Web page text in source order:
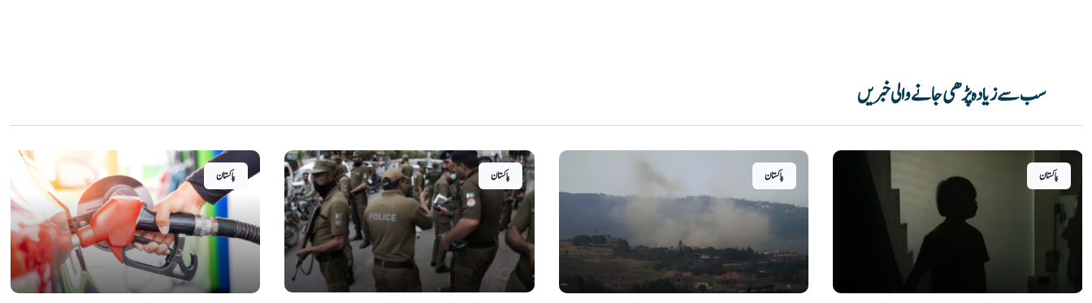
سب سے زیادہ پڑھی جانے والی خبریں
پاکستان پاکستان پاکستان پاکستان